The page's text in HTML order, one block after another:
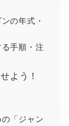
の年式・
手順・注
よう！
「ジャン